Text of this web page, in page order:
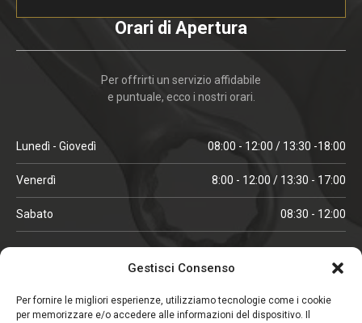
Gestisci Consenso
Per fornire le migliori esperienze, utilizziamo tecnologie come i cookie
per memorizzare e/o accedere alle informazioni del dispositivo. Il
Orari di Apertura
Per offrirti un servizio affidabile
e puntuale, ecco i nostri orari.
Lunedì - Giovedì 08:00 - 12:00 / 13:30 -18:00
Venerdì 8:00 - 12:00 / 13:30 - 17:00
Sabato 08:30 - 12:00
ORARI IN ALTA STAGIONE
Lunedì - Venerdì 08:00 - 12:00 / 13:30 -18:00